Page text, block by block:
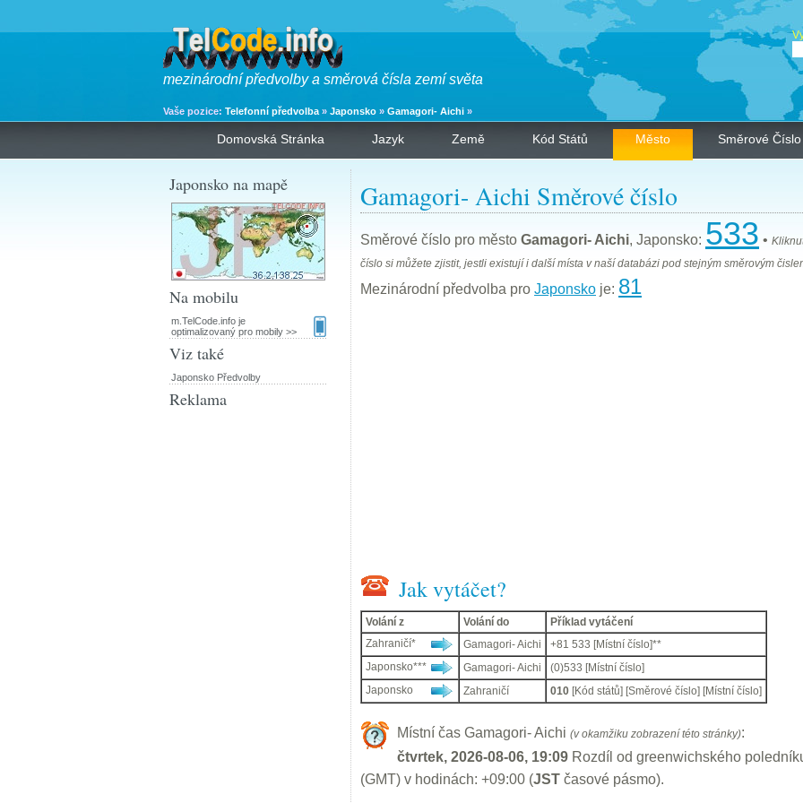
mezinárodní předvolby a směrová čísla zemí světa
Vaše pozice: Telefonní předvolba » Japonsko » Gamagori- Aichi »
Domovská Stránka Jazyk Země Kód Států Město Směrové Číslo
Gamagori- Aichi Směrové číslo
Směrové číslo pro město Gamagori- Aichi, Japonsko: 533 •
číslo si můžete zjistit, jestli existují i další místa v naší databázi pod stejným směrovým
Mezinárodní předvolba pro Japonsko je: 81
Jak vytáčet?
Volání z Volání do
Příklad vytáčení
Zahraničí*
Gamagori- Aichi
+81 533 [Místní číslo]**
Japonsko***
Gamagori- Aichi
(0)533 [Místní číslo]
Japonsko
Zahraničí 010 [Kód států] [Směrové číslo] [Místní číslo]
Místní čas Gamagori- Aichi (v okamžiku zobrazení této stránky):
čtvrtek, 2026-08-06, 19:09 Rozdíl od greenwichského
(GMT) v hodinách: +09:00 (JST časové pásmo).
Japonsko na mapě
Na mobilu
m.TelCode.info je
optimalizovaný pro mobily >>
Viz také
Japonsko Předvolby
Reklama